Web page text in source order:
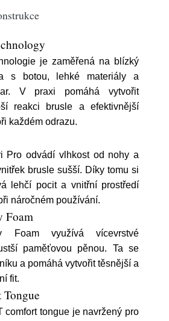
je zaměřená na blízký
s botou, lehké materiály a
V praxi pomáhá vytvořit
reakci brusle a efektivnější
každém odrazu.
Pro odvádí vlhkost od nohy a
brusle sušší. Díky tomu si
lehčí pocit a vnitřní prostředí
náročném používání.
Foam
Foam využívá vícevrstvé
paměťovou pěnou. Ta se
a pomáhá vytvořit těsnější a
fit.
comfort tongue je navržený pro